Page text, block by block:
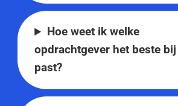
Hoe weet ik welke
opdrachtgever het beste
past?